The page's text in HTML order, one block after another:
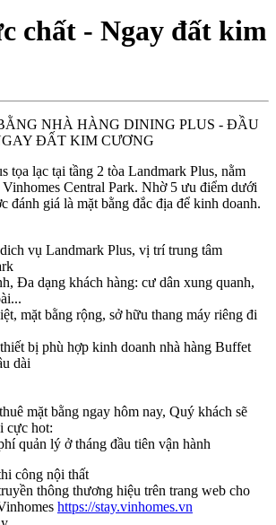
chất - Ngay đất kim
NHÀ HÀNG DINING PLUS - ĐẦU
ĐẤT KIM CƯƠNG
tọa lạc tại tầng 2 tòa Landmark Plus, nằm
Central Park. Nhờ 5 ưu điểm dưới
đánh giá là mặt bằng đắc địa để kinh doanh.
vụ Landmark Plus, vị trí trung tâm
Đa dạng khách hàng: cư dân xung quanh,
mặt bằng rộng, sở hữu thang máy riêng đi
bị phù hợp kinh doanh nhà hàng Buffet
dài
mặt bằng ngay hôm nay, Quý khách sẽ
cực hot:
quản lý ở tháng đầu tiên vận hành
công nội thất
thông thương hiệu trên trang web cho
https://stay.vinhomes.vn